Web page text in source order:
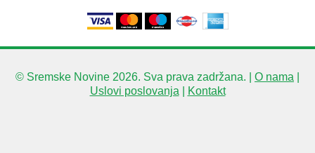
© Sremske Novine 2026. Sva prava zadržana. | O nama
Uslovi poslovanja
Kontakt